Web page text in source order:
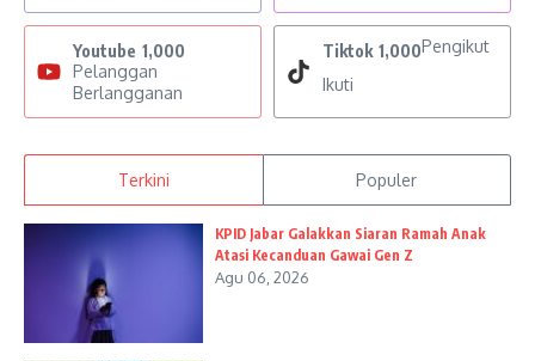
Youtube 1,000
Pelanggan
Berlangganan
Tiktok 1,000Pengikut
Ikuti
Terkini Populer
KPID Jabar Galakkan Siaran Ramah Anak
Atasi Kecanduan Gawai Gen Z
Agu 06, 2026